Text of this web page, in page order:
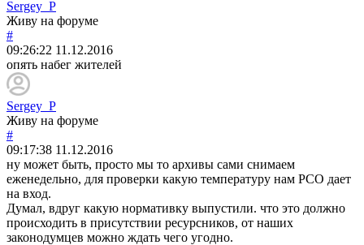
Sergey_P
Живу на форуме
#
09:26:22 11.12.2016
опять набег жителей
Sergey_P
Живу на форуме
#
09:17:38 11.12.2016
ну может быть, просто мы то архивы сами снимаем
еженедельно, для проверки какую температуру нам РСО дает
на вход.
Думал, вдруг какую нормативку выпустили. что это должно
происходить в присутствии ресурсников, от наших
законодумцев можно ждать чего угодно.